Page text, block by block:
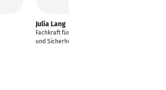
Julia Lang
Fachkraft für Schutz
und Sicherheit